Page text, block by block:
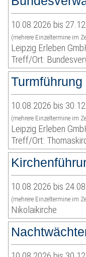
10.08.2026 bis
(mehrere Einzeltermine im
Leipzig Erleben
Treff/Ort:
10.08.2026 bis
(mehrere Einzeltermine im
Leipzig Erleben
Treff/Ort:
10.08.2026 bis
(mehrere Einzeltermine im
Nikolaikirche